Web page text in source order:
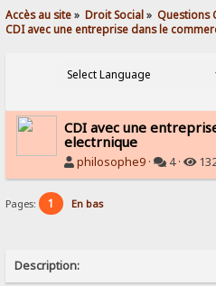
Accès au site» Droit Social» Questions
CDI avec une entreprise dans le
CDI avec une
electrnique
philosophe9 · 4 ·
Pages: 1 En bas
Description: